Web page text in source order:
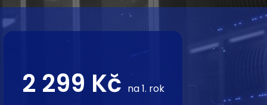
2 299 Kč na 1. rok